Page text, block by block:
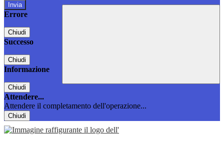
Errore
Chiudi
Successo
Chiudi
Informazione
Chiudi
Attendere...
Attendere il completamento dell'operazione...
Chiudi